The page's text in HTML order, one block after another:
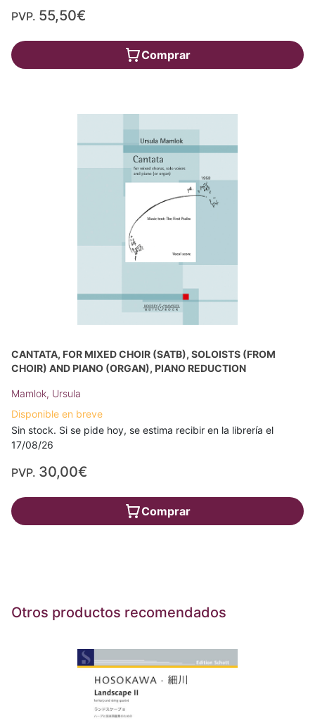
PVP. 55,50€
Comprar
CANTATA, FOR MIXED CHOIR (SATB), SOLOISTS (FROM
CHOIR) AND PIANO (ORGAN), PIANO REDUCTION
Mamlok, Ursula
Disponible en breve
Sin stock. Si se pide hoy, se estima recibir en la librería el
17/08/26
PVP. 30,00€
Comprar
Otros productos recomendados